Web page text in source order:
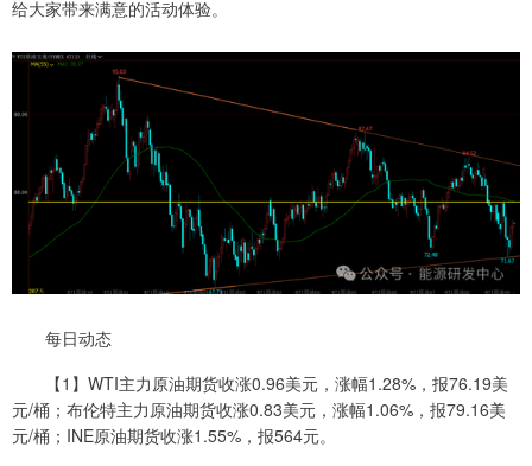
给大家带来满意的活动体验。
每日动态
【1】WTI主力原油期货收涨0.96美元，涨幅1.28%，报76.19美
元/桶；布伦特主力原油期货收涨0.83美元，涨幅1.06%，报79.16美
元/桶；INE原油期货收涨1.55%，报564元。